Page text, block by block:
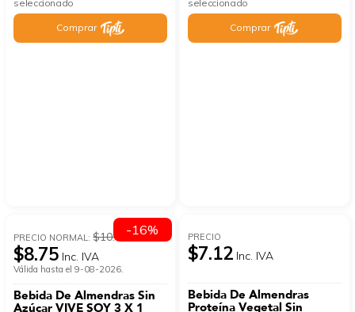
seleccionado
Comprar
seleccionado
Comprar
PRECIO NORMAL:$10.42
$8.75 Inc. IVA
Válida hasta el 9-08-2026.
Bebida De Almendras Sin
Azúcar VIVE SOY 3 X 1
-16% PRECIO
$7.12 Inc. IVA
Bebida De Almendras
Proteína Vegetal Sin